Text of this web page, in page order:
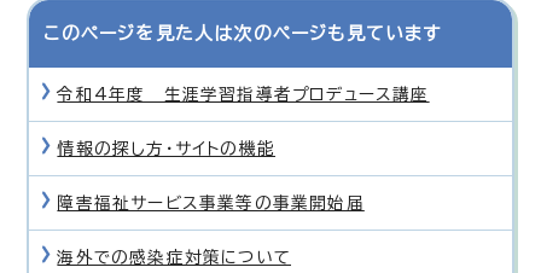
このページを見た人は次のページも見ています
令和4年度 生涯学習指導者プロデュース講座
情報の探し方・サイトの機能
障害福祉サービス事業等の事業開始届
海外での感染症対策について